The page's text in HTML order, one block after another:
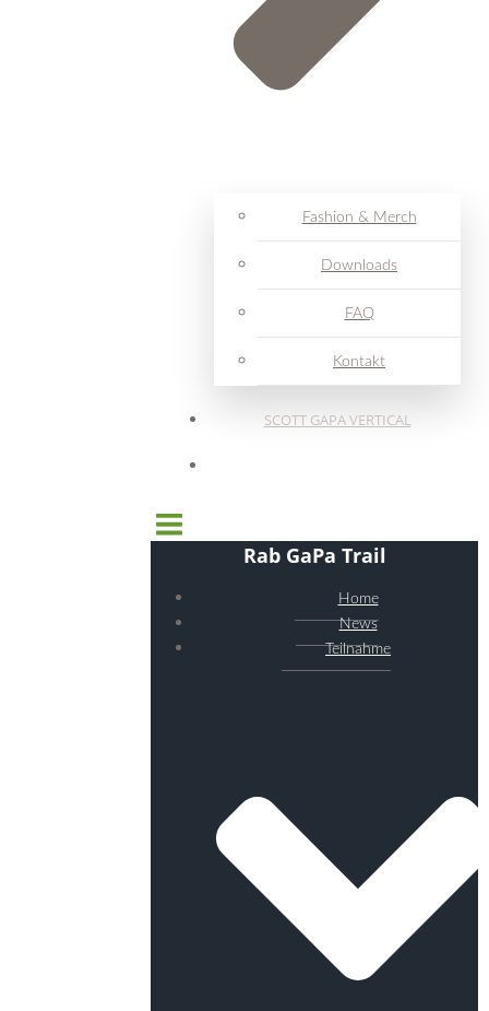
Fashion & Merch
Downloads
FAQ
Kontakt
SCOTT GAPA VERTICAL
Rab GaPa Trail
Home
News
Teilnahme